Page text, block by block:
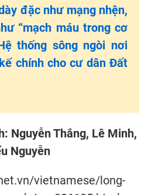
đặc như mạng nhện,
“mạch máu trong cơ
thống sông ngòi nơi
chính cho cư dân Đất
Nguyễn Thắng, Lê Minh,
Nguyễn
vietnamese/long-